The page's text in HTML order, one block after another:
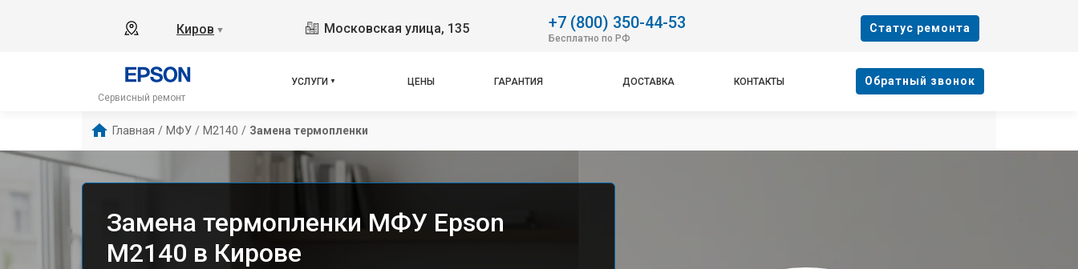
Киров ▼ Московская улица, 135 +7 (800) 350-44-53
Бесплатно по РФ
Cтатус ремонта
Сервисный ремонт
УСЛУГИ ЦЕНЫ ГАРАНТИЯ ДОСТАВКА КОНТАКТЫ Oбратный звонок
Главная / МФУ / M2140 / Замена термопленки
Замена термопленки МФУ Epson
M2140 в Кирове